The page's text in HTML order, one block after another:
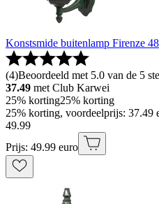
Konstsmide buitenlamp Firenze
(4)Beoordeeld met 5.0 van de 5
37.49 met Club Karwei
25% korting25% korting
25% korting, voordeelprijs: 37.49
49.99
Prijs: 49.99 euro